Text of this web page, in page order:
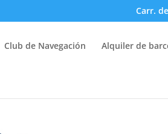
Carr.
Club de Navegación Alquiler de